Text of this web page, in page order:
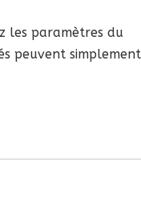
les paramètres du
peuvent simplement